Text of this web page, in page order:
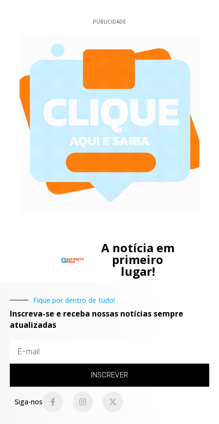
PUBLICIDADE
A notícia em
primeiro
lugar!
Fique por dentro de tudo!
Inscreva-se e receba nossas notícias sempre
atualizadas
INSCREVER
Siga-nos